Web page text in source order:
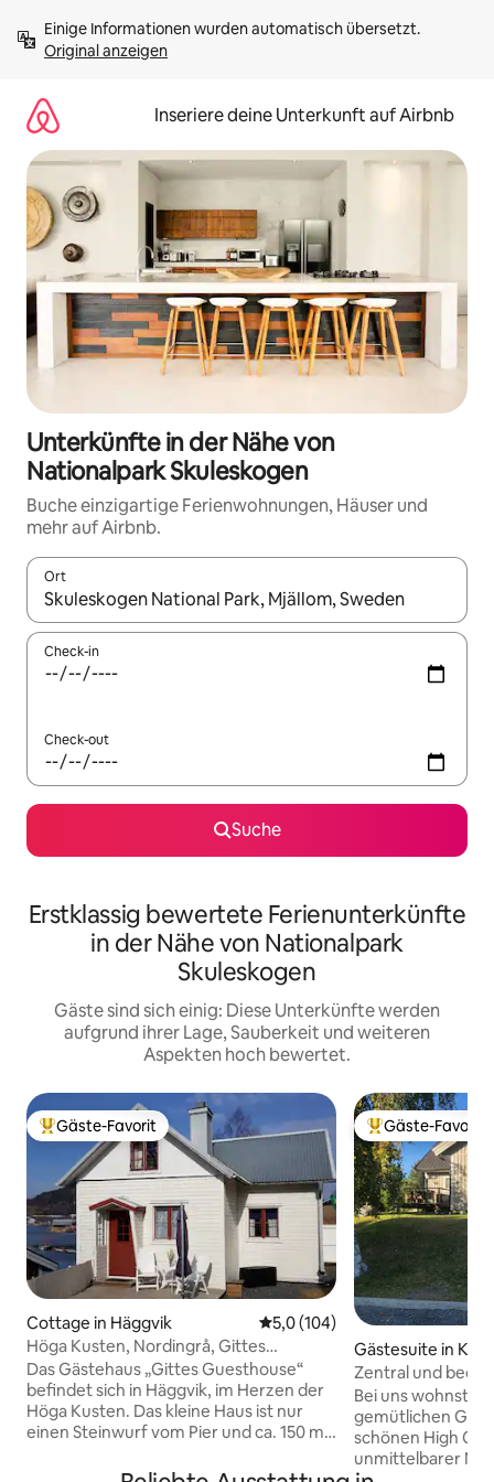
Inhalten
springenOriginal anzeigen
Inseriere deine Unterkunft auf Airbnb
Unterkünfte in der Nähe von
Nationalpark Skuleskogen
Buche einzigartige Ferienwohnungen, Häuser und
mehr auf Airbnb.
Ort
Wenn Ergebnisse verfügbar sind, navigiere mit den
Check-in
Check-out
Suche
Erstklassig bewertete Ferienunterkünfte
in der Nähe von Nationalpark
Skuleskogen
Gäste sind sich einig: Diese Unterkünfte werden
aufgrund ihrer Lage, Sauberkeit und weiteren
Aspekten hoch bewertet.
Beliebter Gäste-Favorit.
Gäste-Favorit
Cottage in Häggvik Durchschnittliche Bewertung:
5,0 (104)
Höga Kusten, Nordingrå, Gittes
Gästehaus.
Das Gästehaus „Gittes Guesthouse“
befindet sich in Häggvik, im Herzen der
Höga Kusten. Das kleine Haus ist nur
einen Steinwurf vom Pier und ca. 150 m
Vorderseite befindet sich ein kleinerer
Beliebter Gäste-
Gäste-Favorit
Gästesuite in
Zentral und
Höga Kusten
Bei uns wohnst
gemütlichen
schönen High
unmittelbarer Nähe zu